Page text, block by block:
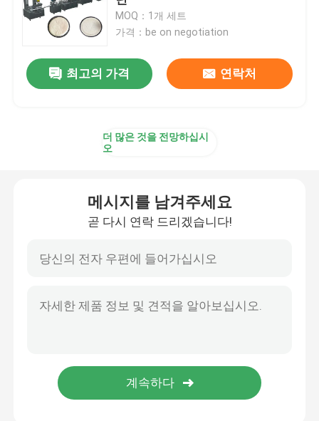
토르티야 생산 라인
원판피자 기지 생산 라인
라흐하 파라타 성형기
로띠 차나이 성형기
로티 차파티 성형기
라바쉬 제빵기
MOQ：1개 세트
가격：be on negotiation
최고의 가격 연락처
더 많은 것을 전망하십시
오
메시지를 남겨주세요
곧 다시 연락 드리겠습니다!